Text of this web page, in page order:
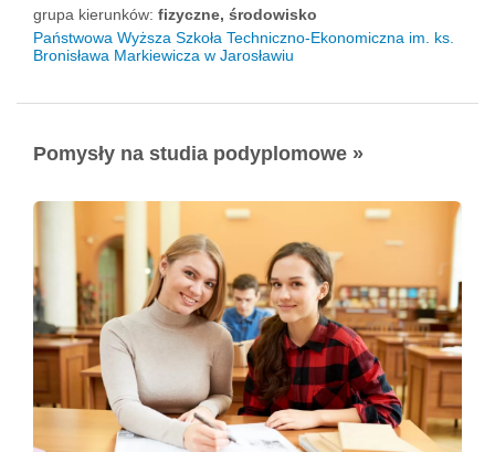
grupa kierunków: fizyczne, środowisko
Państwowa Wyższa Szkoła Techniczno-Ekonomiczna im. ks.
Bronisława Markiewicza w Jarosławiu
Pomysły na studia podyplomowe »